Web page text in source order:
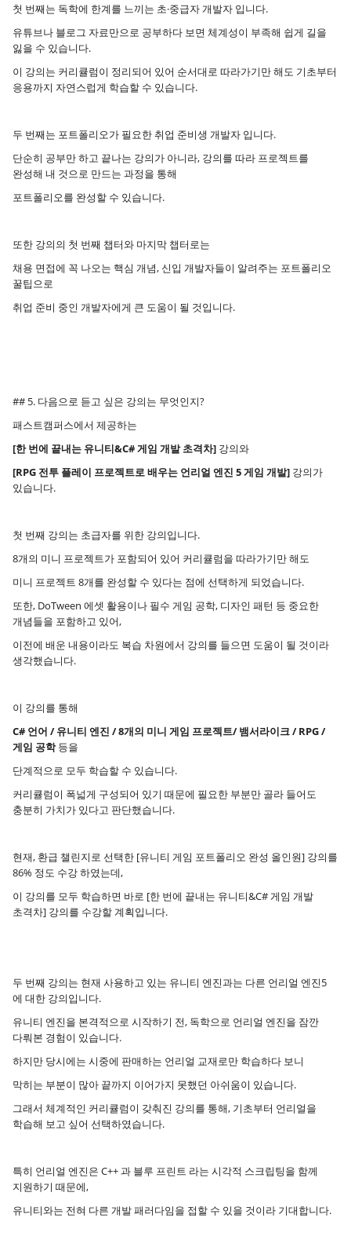
첫 번째는 독학에 한계를 느끼는 초·중급자 개발자 입니다.
유튜브나 블로그 자료만으로 공부하다 보면 체계성이 부족해 쉽게 길을
잃을 수 있습니다.
이 강의는 커리큘럼이 정리되어 있어 순서대로 따라가기만 해도 기초부터
응용까지 자연스럽게 학습할 수 있습니다.
두 번째는 포트폴리오가 필요한 취업 준비생 개발자 입니다.
단순히 공부만 하고 끝나는 강의가 아니라, 강의를 따라 프로젝트를
완성해 내 것으로 만드는 과정을 통해
포트폴리오를 완성할 수 있습니다.
또한 강의의 첫 번째 챕터와 마지막 챕터로는
채용 면접에 꼭 나오는 핵심 개념, 신입 개발자들이 알려주는 포트폴리오
꿀팁으로
취업 준비 중인 개발자에게 큰 도움이 될 것입니다.
## 5. 다음으로 듣고 싶은 강의는 무엇인지?
패스트캠퍼스에서 제공하는
[한 번에 끝내는 유니티&C# 게임 개발 초격차] 강의와
[RPG 전투 플레이 프로젝트로 배우는 언리얼 엔진 5 게임 개발] 강의가
있습니다.
첫 번째 강의는 초급자를 위한 강의입니다.
8개의 미니 프로젝트가 포함되어 있어 커리큘럼을 따라가기만 해도
미니 프로젝트 8개를 완성할 수 있다는 점에 선택하게 되었습니다.
또한, DoTween 에셋 활용이나 필수 게임 공학, 디자인 패턴 등 중요한
개념들을 포함하고 있어,
이전에 배운 내용이라도 복습 차원에서 강의를 들으면 도움이 될 것이라
생각했습니다.
이 강의를 통해
C# 언어 / 유니티 엔진 / 8개의 미니 게임 프로젝트/ 뱀서라이크 / RPG /
게임 공학등을
단계적으로 모두 학습할 수 있습니다.
커리큘럼이 폭넓게 구성되어 있기 때문에 필요한 부분만 골라 들어도
충분히 가치가 있다고 판단했습니다.
현재, 환급 챌린지로 선택한 [유니티 게임 포트폴리오 완성 올인원] 강의를
86% 정도 수강 하였는데,
이 강의를 모두 학습하면 바로 [한 번에 끝내는 유니티&C# 게임 개발
초격차] 강의를 수강할 계획입니다.
두 번째 강의는 현재 사용하고 있는 유니티 엔진과는 다른 언리얼 엔진5
에 대한 강의입니다.
유니티 엔진을 본격적으로 시작하기 전, 독학으로 언리얼 엔진을 잠깐
다뤄본 경험이 있습니다.
하지만 당시에는 시중에 판매하는 언리얼 교재로만 학습하다 보니
막히는 부분이 많아 끝까지 이어가지 못했던 아쉬움이 있습니다.
그래서 체계적인 커리큘럼이 갖춰진 강의를 통해, 기초부터 언리얼을
학습해 보고 싶어 선택하였습니다.
특히 언리얼 엔진은 C++ 과 블루 프린트 라는 시각적 스크립팅을 함께
지원하기 때문에,
유니티와는 전혀 다른 개발 패러다임을 접할 수 있을 것이라 기대합니다.